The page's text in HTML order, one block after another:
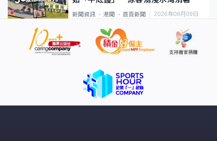
新聞資訊 港聞 首頁新聞 2026年08月09日